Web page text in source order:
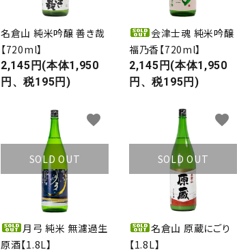
名倉山 純米吟醸 善き哉
【720ml】
2,145円(本体1,950
円、税195円)
会津士魂 純米吟醸
福乃香【720ml】
2,145円(本体1,950
円、税195円)
SOLD OUT
月弓 純米 無濾過生
原酒【1.8L】
favorite
SOLD OUT
名倉山 原蔵にごり
【1.8L】
favorite